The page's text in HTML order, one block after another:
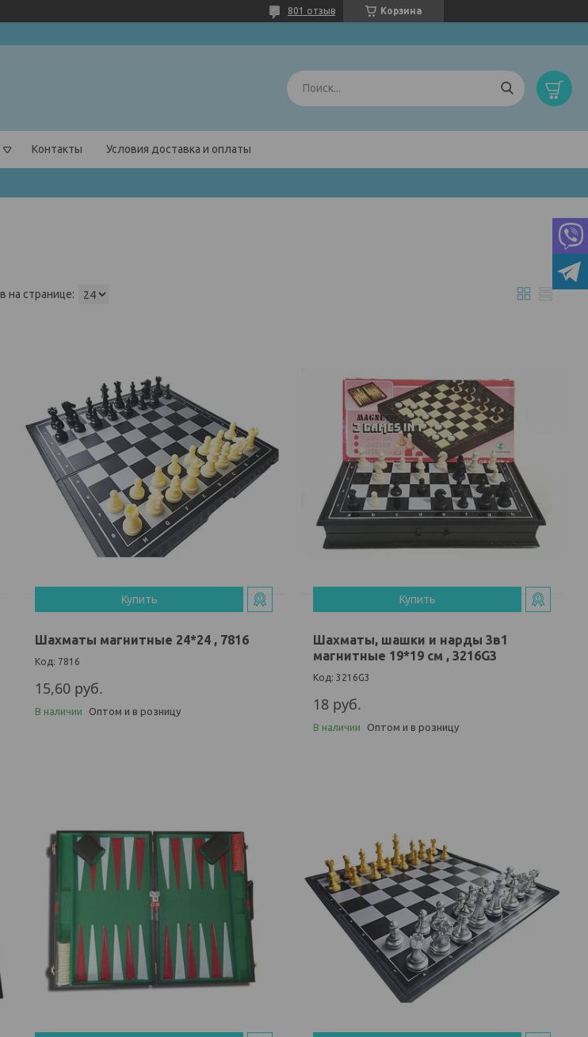
Корзина
801 отзыв
Контакты Условия доставка и оплаты
Купить
Шахматы магнитные 24*24 , 7816
7816
15,60 руб.
В наличии Оптом и в розницу
Купить
Шахматы, шашки и нарды 3в1
магнитные 19*19 см , 3216G3
3216G3
18 руб.
В наличии Оптом и в розницу